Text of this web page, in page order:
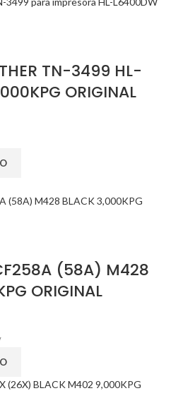
TN-3499 HL-
ORIGINAL
(58A) M428
ORIGINAL